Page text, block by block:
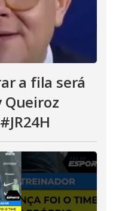
a fila será
Queiroz